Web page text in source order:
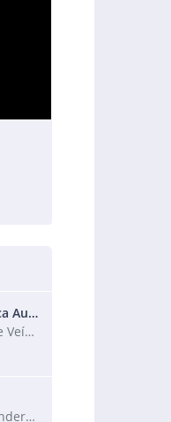
Fortes Clean Estética Automotiva
Lavagem Simples de Veículo + Aspiração + Higienização dos Bancos + Revitalização
2 Criolipólises + 2 Endermos + 2 Drenagens + 2 Modeladoras + 2 Utrassons